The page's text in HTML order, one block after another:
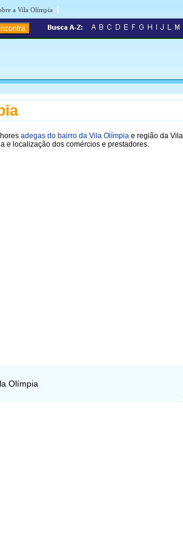
a Vila Olímpia |
adegas do bairro da Vila Olímpia e região da Vila
e localização dos comércios e prestadores.
Olímpia